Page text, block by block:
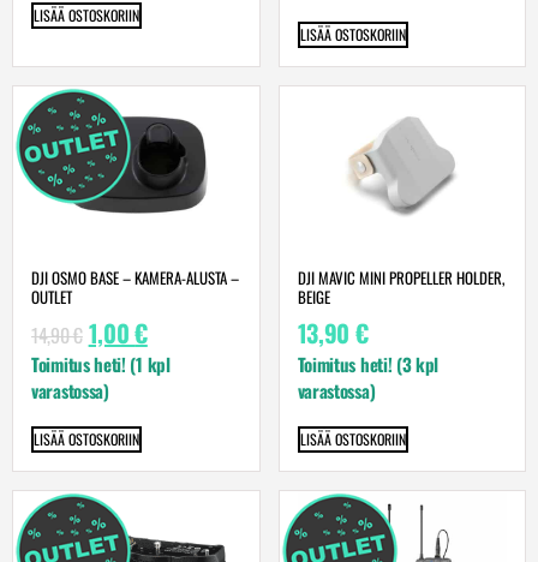
LISÄÄ OSTOSKORIIN
LISÄÄ OSTOSKORIIN
DJI OSMO BASE – KAMERA-ALUSTA –
OUTLET
14,90€ 1,00€
Toimitus heti! (1 kpl
varastossa)
LISÄÄ OSTOSKORIIN
DJI MAVIC MINI PROPELLER HOLDER,
BEIGE
13,90 €
Toimitus heti! (3 kpl
varastossa)
LISÄÄ OSTOSKORIIN